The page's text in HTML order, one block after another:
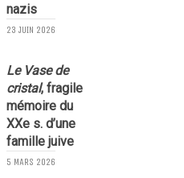
nazis
23 JUIN 2026
Le Vase de
cristal, fragile
mémoire du
XXe s. d’une
famille juive
5 MARS 2026